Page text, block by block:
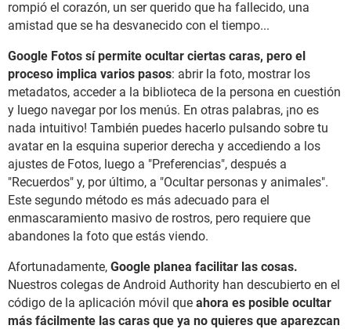
rompió el corazón, un ser querido que ha fallecido, una
amistad que se ha desvanecido con el tiempo...
Google Fotos sí permite ocultar ciertas caras, pero el
proceso implica varios pasos: abrir la foto, mostrar los
metadatos, acceder a la biblioteca de la persona en cuestión
y luego navegar por los menús. En otras palabras, ¡no es
nada intuitivo! También puedes hacerlo pulsando sobre tu
avatar en la esquina superior derecha y accediendo a los
ajustes de Fotos, luego a "Preferencias", después a
"Recuerdos" y, por último, a "Ocultar personas y animales".
Este segundo método es más adecuado para el
enmascaramiento masivo de rostros, pero requiere que
abandones la foto que estás viendo.
Afortunadamente, Google planea facilitar las cosas.
Nuestros colegas de Android Authority han descubierto en el
código de la aplicación móvil que ahora es posible ocultar
más fácilmente las caras que ya no quieres que aparezcan